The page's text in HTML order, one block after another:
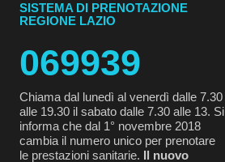
SISTEMA DI PRENOTAZIONE
REGIONE LAZIO
069939
Chiama dal lunedì al venerdì dalle 7.30
alle 19.30 il sabato dalle 7.30 alle 13. Si
informa che dal 1° novembre 2018
cambia il numero unico per prenotare
le prestazioni sanitarie. Il nuovo